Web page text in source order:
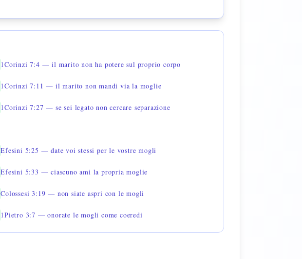
1Corinzi 7:4 — il marito non ha potere sul proprio corpo
1Corinzi 7:11 — il marito non mandi via la moglie
1Corinzi 7:27 — se sei legato non cercare separazione
Efesini 5:25 — date voi stessi per le vostre mogli
Efesini 5:33 — ciascuno ami la propria moglie
Colossesi 3:19 — non siate aspri con le mogli
1Pietro 3:7 — onorate le mogli come coeredi